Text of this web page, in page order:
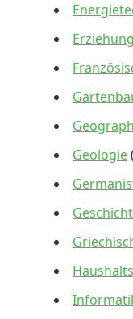
Geologie